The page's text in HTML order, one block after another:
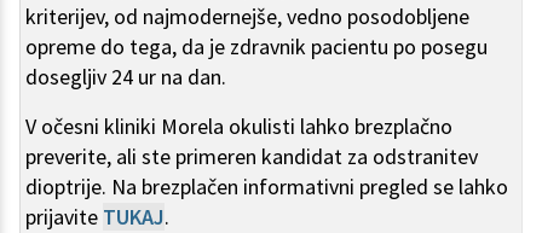
kriterijev, od najmodernejše, vedno posodobljene
opreme do tega, da je zdravnik pacientu po posegu
dosegljiv 24 ur na dan.
V očesni kliniki Morela okulisti lahko brezplačno
preverite, ali ste primeren kandidat za odstranitev
dioptrije. Na brezplačen informativni pregled se lahko
prijavite TUKAJ.